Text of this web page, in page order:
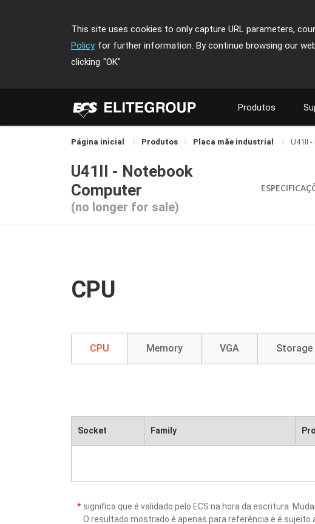
This site uses cookies to only capture URL parameters,
Policy for further information. By continue browsing our
clicking "OK"
Produtos
Página inicial Produtos Placa mãe industrial U41II
U41II - Notebook
Computer
(no longer for sale)
CPU
CPU Memory VGA Storage
Socket Family
* significa que é validado pelo ECS na hora da escritura.
O resultado mostrado é apenas para referência e é sujeito